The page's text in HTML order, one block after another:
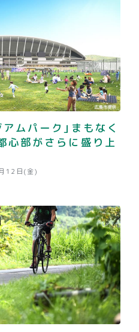
ムパーク｣まもなく
心部がさらに盛り上
12日(金)